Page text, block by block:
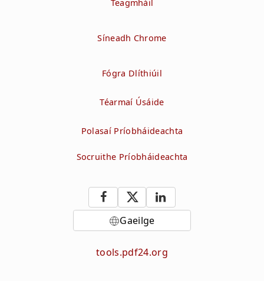
Teagmháil
Síneadh Chrome
Fógra Dlíthiúil
Téarmaí Úsáide
Polasaí Príobháideachta
Socruithe Príobháideachta
Gaeilge
tools.pdf24.org